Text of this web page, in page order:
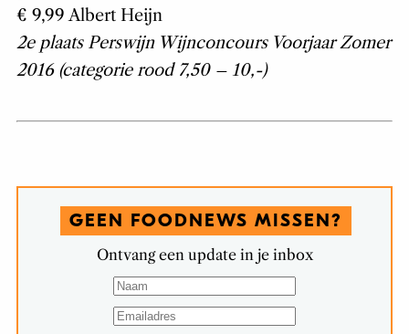
€ 9,99 Albert Heijn
2e plaats Perswijn Wijnconcours Voorjaar Zomer
2016 (categorie rood 7,50 – 10,-)
GEEN FOODNEWS MISSEN?
Ontvang een update in je inbox